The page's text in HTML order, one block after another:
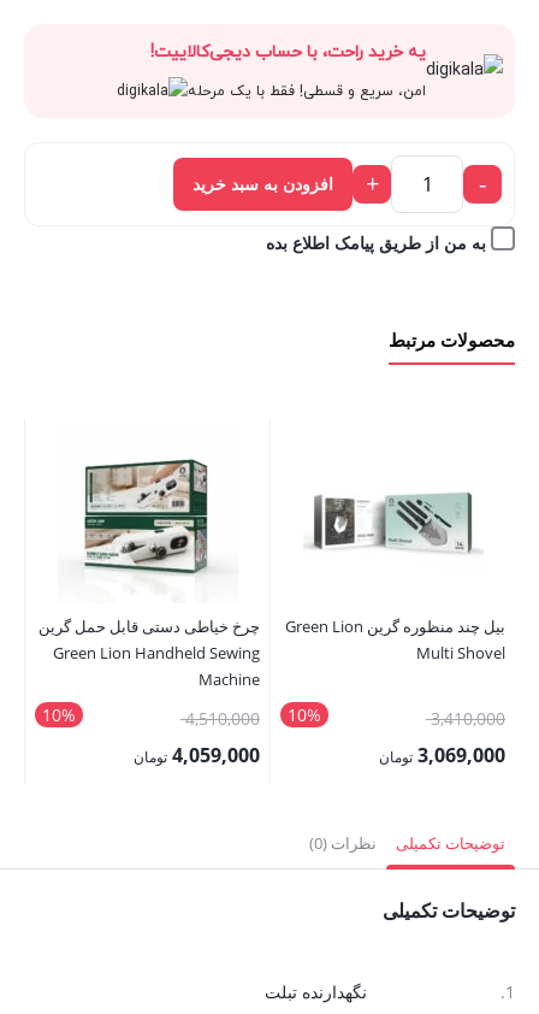
1,323,000 تومان.
1,470,000 تومان
بود.
فعلی:
1,323,000 تومان.
یه خرید راحت، با حساب دیجی‌کالاییت!
امن، سریع و قسطی! فقط با یک مرحله
-
+ افزودن به سبد خرید
به من از طریق پیامک اطلاع بده
محصولات مرتبط
بیل چند منظوره گرین Green Lion
Multi Shovel
10% 3,410,000قیمت
اصلی:3,069,000 تومان
3,069,000 تومان.
چرخ خیاطی دستی قابل حمل گرین
Green Lion Handheld Sewing
Machine
10% 4,510,000قیمت
اصلی:4,059,000 تومان
توضیحات تکمیلی نظرات (0)
توضیحات تکمیلی
1. نگهدارنده تبلت